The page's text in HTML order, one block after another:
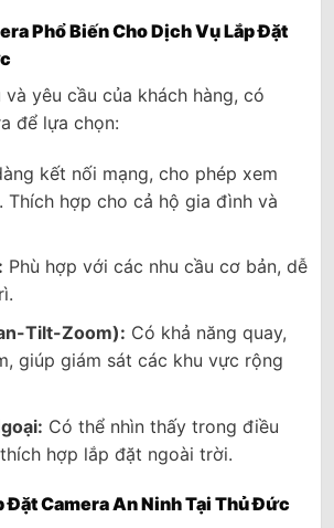
Phổ Biến Cho Dịch Vụ Lắp Đặt
và yêu cầu của khách hàng, có
để lựa chọn:
kết nối mạng, cho phép xem
hợp cho cả hộ gia đình và
Phù hợp với các nhu cầu cơ bản, dễ
Tilt-Zoom): Có khả năng quay,
giúp giám sát các khu vực rộng
Có thể nhìn thấy trong điều
hợp lắp đặt ngoài trời.
Đặt Camera An Ninh Tại Thủ Đức